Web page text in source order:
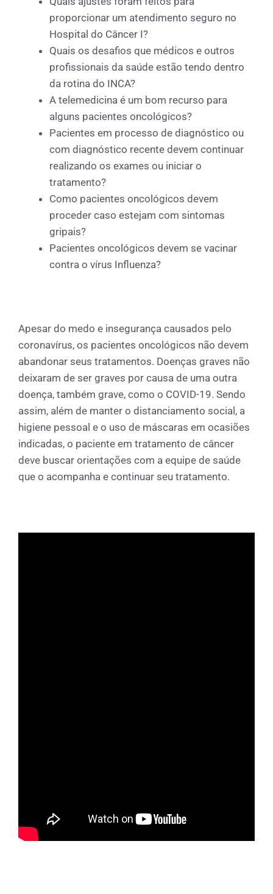
proporcionar um atendimento seguro no
Hospital do Câncer I?
Quais os desafios que médicos e outros
profissionais da saúde estão tendo dentro
da rotina do INCA?
A telemedicina é um bom recurso para
alguns pacientes oncológicos?
Pacientes em processo de diagnóstico ou
com diagnóstico recente devem continuar
realizando os exames ou iniciar o
tratamento?
Como pacientes oncológicos devem
proceder caso estejam com sintomas
gripais?
Pacientes oncológicos devem se vacinar
contra o vírus Influenza?
Apesar do medo e insegurança causados pelo
coronavírus, os pacientes oncológicos não devem
abandonar seus tratamentos. Doenças graves não
deixaram de ser graves por causa de uma outra
doença, também grave, como o COVID-19. Sendo
assim, além de manter o distanciamento social, a
higiene pessoal e o uso de máscaras em ocasiões
indicadas, o paciente em tratamento de câncer
deve buscar orientações com a equipe de saúde
que o acompanha e continuar seu tratamento.